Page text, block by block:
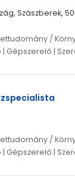
Szászberek,
/
Gépszerelő |
/
Gépszerelő |